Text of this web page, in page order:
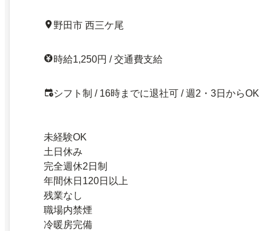
野田市 西三ケ尾
時給1,250円 / 交通費支給
シフト制 / 16時までに退社可 / 週2・3日からOK
未経験OK
土日休み
完全週休2日制
年間休日120日以上
残業なし
職場内禁煙
冷暖房完備